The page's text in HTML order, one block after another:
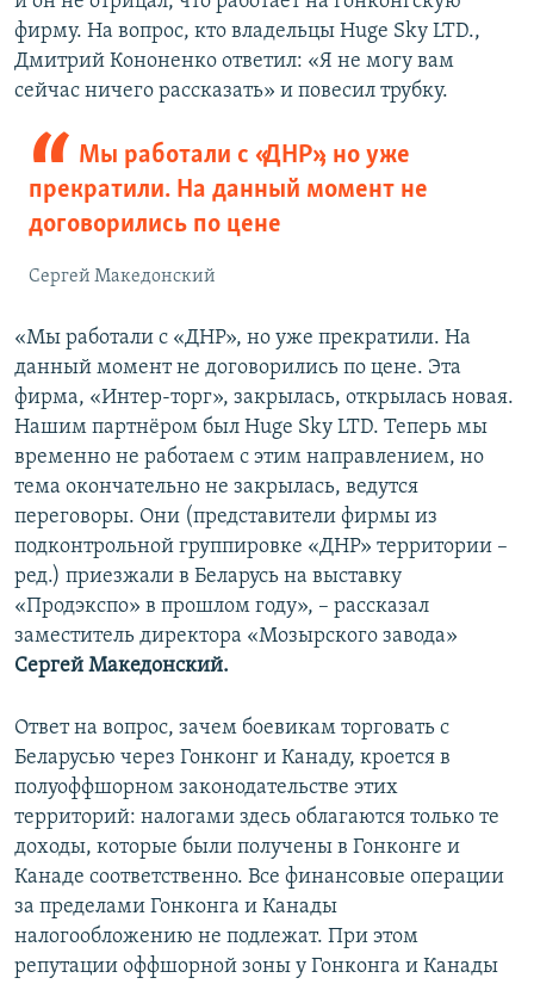
фирму. На вопрос, кто владельцы Huge Sky LTD.,
Дмитрий Кононенко ответил: «Я не могу вам
сейчас ничего рассказать» и повесил трубку.
Мы работали с «ДНР», но уже
прекратили. На данный момент не
договорились по цене
Сергей Македонский
«Мы работали с «ДНР», но уже прекратили. На
данный момент не договорились по цене. Эта
фирма, «Интер-торг», закрылась, открылась новая.
Нашим партнёром был Huge Sky LTD. Теперь мы
временно не работаем с этим направлением, но
тема окончательно не закрылась, ведутся
переговоры. Они (представители фирмы из
подконтрольной группировке «ДНР» территории –
ред.) приезжали в Беларусь на выставку
«Продэкспо» в прошлом году», – рассказал
заместитель директора «Мозырского завода»
Сергей Македонский.
Ответ на вопрос, зачем боевикам торговать с
Беларусью через Гонконг и Канаду, кроется в
полуоффшорном законодательстве этих
территорий: налогами здесь облагаются только те
доходы, которые были получены в Гонконге и
Канаде соответственно. Все финансовые операции
за пределами Гонконга и Канады
налогообложению не подлежат. При этом
репутации оффшорной зоны у Гонконга и Канады